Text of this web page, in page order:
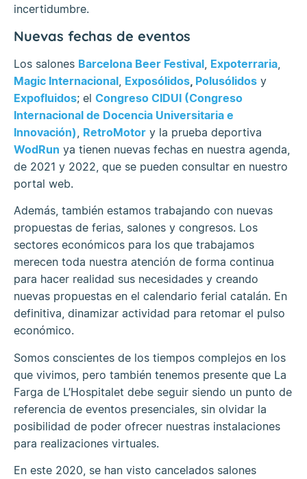
incertidumbre.
Nuevas fechas de eventos
Los salones Barcelona Beer Festival Expoterraria
Magic Internacional Exposólidos Polusólidos y
Expofluidos; el Congreso CIDUI (Congreso
Internacional de Docencia Universitaria e
Innovación) RetroMotor y la prueba deportiva
WodRun ya tienen nuevas fechas en nuestra agenda,
de 2021 y 2022, que se pueden consultar en nuestro
portal web.
Además, también estamos trabajando con nuevas
propuestas de ferias, salones y congresos. Los
sectores económicos para los que trabajamos
merecen toda nuestra atención de forma continua
para hacer realidad sus necesidades y creando
nuevas propuestas en el calendario ferial catalán. En
definitiva, dinamizar actividad para retomar el pulso
económico.
Somos conscientes de los tiempos complejos en los
que vivimos, pero también tenemos presente que La
Farga de L’Hospitalet debe seguir siendo un punto de
referencia de eventos presenciales, sin olvidar la
posibilidad de poder ofrecer nuestras instalaciones
para realizaciones virtuales.
En este 2020, se han visto cancelados salones